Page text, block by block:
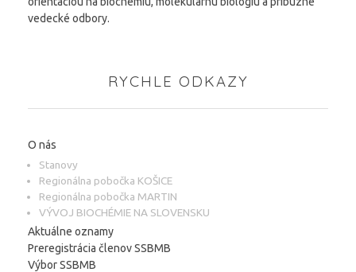
vedecké odbory.
RYCHLE ODKAZY
O nás
Stanovy
Regionálna pobočka KOŠICE
Regionálna pobočka MARTIN
VÝVOJ BIOCHÉMIE NA SLOVENSKU
Aktuálne oznamy
Preregistrácia členov SSBMB
Výbor SSBMB